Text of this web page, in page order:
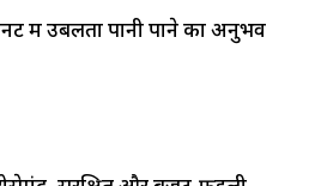
में उबलता पानी पाने का अनुभव